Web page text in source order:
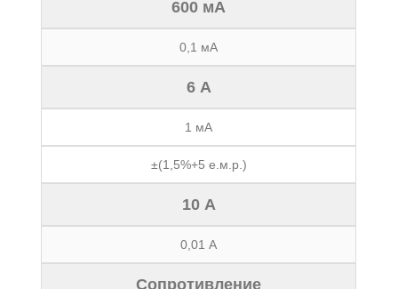
600 мА
0,1 мА
6 А
1 мА
±(1,5%+5 е.м.р.)
10 А
0,01 А
Сопротивление